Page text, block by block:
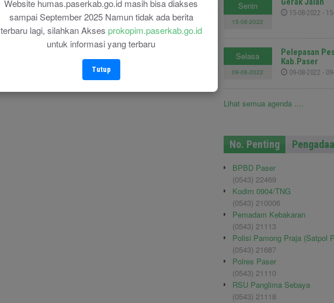
Website humas.paserkab.go.id masih bisa diakses
sampai September 2025 Namun tidak ada berita
terbaru lagi, silahkan Akses prokopim.paserkab.go.id
untuk informasi yang terbaru
Tutup
Read More
Senin
15-08-2022
15-08-2022 -
Selasa
09-08-2022
Pelepasan
Kab.Paser
09-08-2022 -
Lihat semua agenda ....
No. Penting
BPBD Paser
(0543) 22469
Kodim 0904/TNG
(0543) 210006
Pemadam Kebakaran
(0543) 21113
Polisi Pamong Praja (Satpol
(0543) 21687
Polres Paser
(0543) 21110
RSU Panglima Sebaya
(0543) 21118